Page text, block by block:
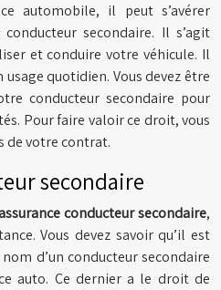
automobile, il peut s’avérer
secondaire. Il s’agit
et conduire votre véhicule. Il
quotidien. Vous devez être
conducteur secondaire pour
Pour faire valoir ce droit, vous
de votre contrat.
secondaire
conducteur secondaire,
Vous devez savoir qu’il est
d’un conducteur secondaire
auto. Ce dernier a le droit de